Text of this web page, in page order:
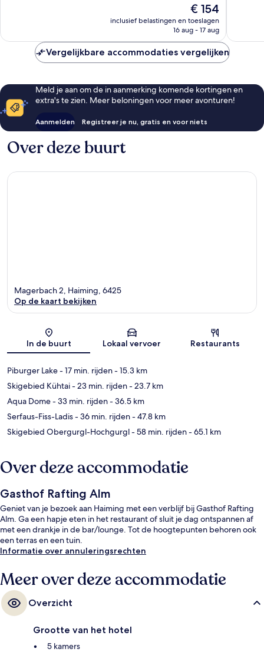
De
prijs
is
€ 154
inclusief belastingen en toeslagen
16 aug - 17 aug
Vergelijkbare accommodaties vergelijken
Meld je aan om de in aanmerking komende kortingen en
extra's te zien. Meer beloningen voor meer avonturen!
Aanmelden Registreer je nu, gratis en voor niets
Over deze buurt
Kaart
Magerbach 2, Haiming, 6425
Op de kaart bekijken
In de buurt Lokaal vervoer Restaurants
Piburger Lake- 17 min. rijden- 15.3 km
Skigebied Kühtai- 23 min. rijden- 23.7 km
Aqua Dome- 33 min. rijden- 36.5 km
Serfaus-Fiss-Ladis- 36 min. rijden- 47.8 km
Skigebied Obergurgl-Hochgurgl- 58 min. rijden- 65.1 km
Over deze accommodatie
Gasthof Rafting Alm
Geniet van je bezoek aan Haiming met een verblijf bij Gasthof Rafting
Alm. Ga een hapje eten in het restaurant of sluit je dag ontspannen af
met een drankje in de bar/lounge. Tot de hoogtepunten behoren ook
een terras en een tuin.
Informatie over annuleringsrechten
Meer over deze accommodatie
Overzicht
Grootte van het hotel
5 kamers